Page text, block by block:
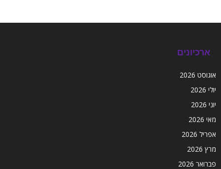
ארכיונים
אוגוסט 2026
יולי 2026
יוני 2026
מאי 2026
אפריל 2026
מרץ 2026
פברואר 2026